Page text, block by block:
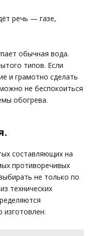
речь — газе,
обычная вода.
типов. Если
и грамотно сделать
не беспокоиться
обогрева.
составляющих на
противоречивых
не только по
технических
изготовлен: